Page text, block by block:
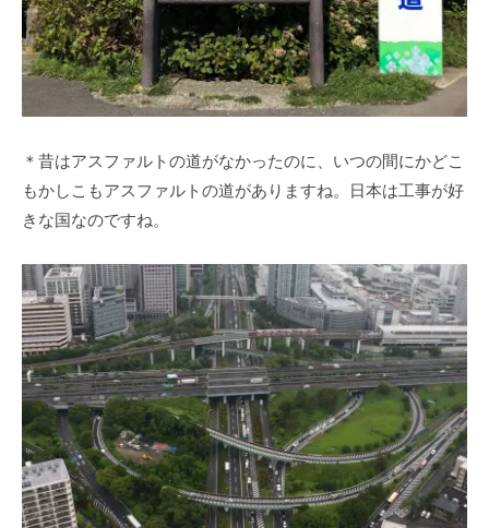
＊昔はアスファルトの道がなかったのに、いつの間にかどこ
もかしこもアスファルトの道がありますね。日本は工事が好
きな国なのですね。